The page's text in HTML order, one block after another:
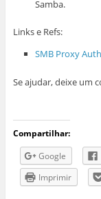
Samba.
Links e Refs:
SMB Proxy
Se ajudar, deixe um
Compartilhar:
Google
Imprimir